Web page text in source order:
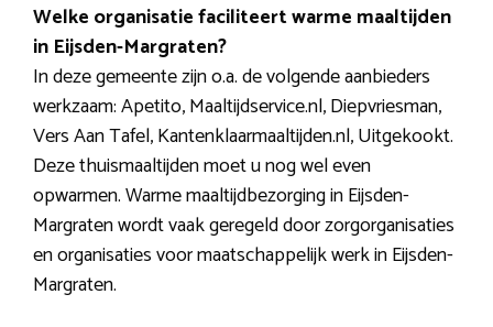
Welke organisatie faciliteert warme maaltijden
in Eijsden-Margraten?
In deze gemeente zijn o.a. de volgende aanbieders
werkzaam: Apetito, Maaltijdservice.nl, Diepvriesman,
Vers Aan Tafel, Kantenklaarmaaltijden.nl, Uitgekookt.
Deze thuismaaltijden moet u nog wel even
opwarmen. Warme maaltijdbezorging in Eijsden-
Margraten wordt vaak geregeld door zorgorganisaties
en organisaties voor maatschappelijk werk in Eijsden-
Margraten.